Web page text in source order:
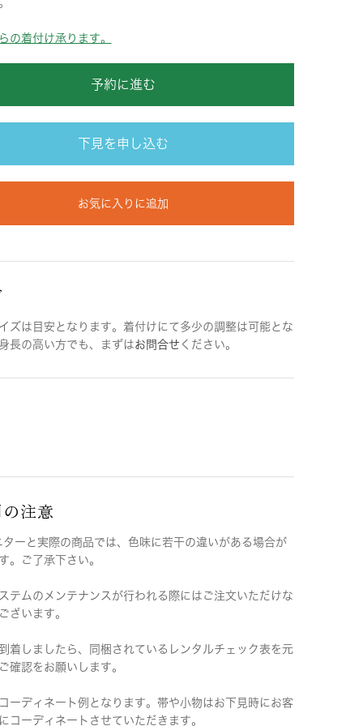
の着付け承ります。
予約に進む
下見を申し込む
お気に入りに追加
ズは目安となります。着付けにて多少の調整は可能とな
長の高い方でも、まずはお問合せ ください。
注意
ーと実際の商品では、色味に若干の違いがある場合が
。ご了承下さい。
テムのメンテナンスが行われる際にはご注文いただけな
ざいます。
着しましたら、同梱されているレンタルチェック表を元
確認をお願いします。
ーディネート例となります。帯や小物はお下見時にお客
コーディネートさせていただきます。